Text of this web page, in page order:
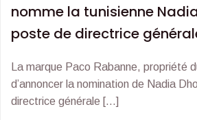
nomme la tunisienne
poste de directrice
La marque Paco Rabanne, propriété
d’annoncer la nomination de Nadia
directrice générale […]